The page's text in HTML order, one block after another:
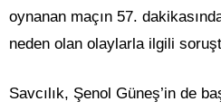
oynanan maçın 57.
neden olan olaylarla ilgili
Savcılık, Şenol Güneş’in de